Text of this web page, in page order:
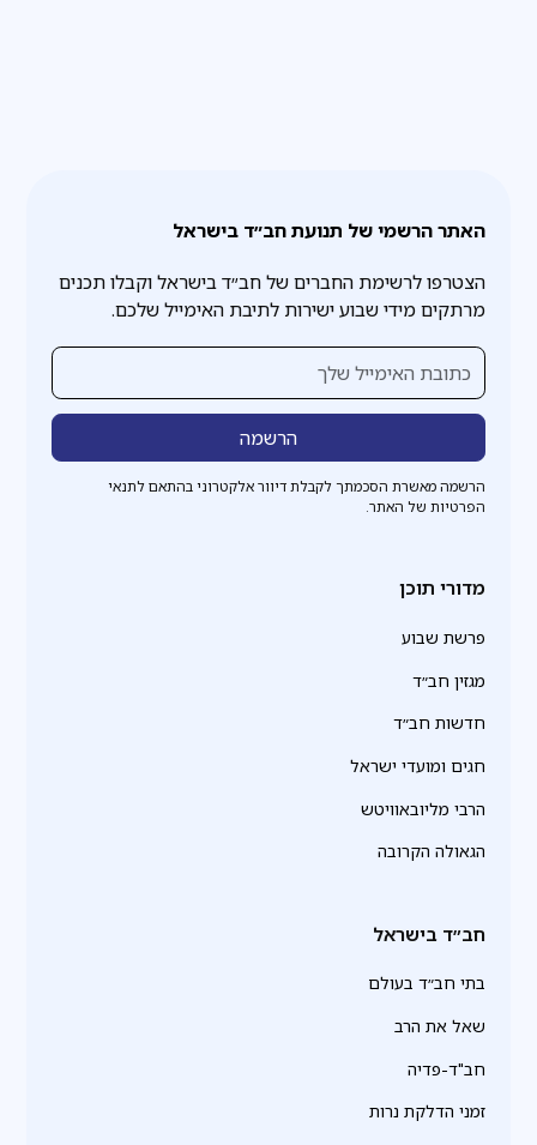
האתר הרשמי של תנועת חב״ד בישראל
הצטרפו לרשימת החברים של חב״ד בישראל וקבלו תכנים
מרתקים מידי שבוע ישירות לתיבת האימייל שלכם.
הרשמה מאשרת הסכמתך לקבלת דיוור אלקטרוני בהתאם לתנאי
הפרטיות של האתר.
מדורי תוכן
פרשת שבוע
מגזין חב״ד
חדשות חב״ד
חגים ומועדי ישראל
הרבי מליובאוויטש
הגאולה הקרובה
חב״ד בישראל
בתי חב״ד בעולם
שאל את הרב
חב"ד-פדיה
זמני הדלקת נרות